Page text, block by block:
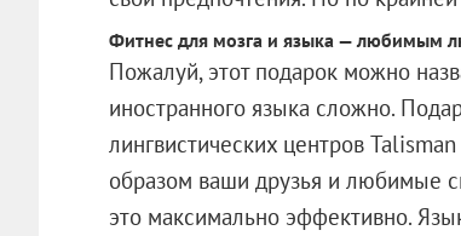
Фитнес для мозга и языка — любимым
Пожалуй, этот подарок можно
иностранного языка сложно.
лингвистических центров
образом ваши друзья и любимые
это максимально эффективно.